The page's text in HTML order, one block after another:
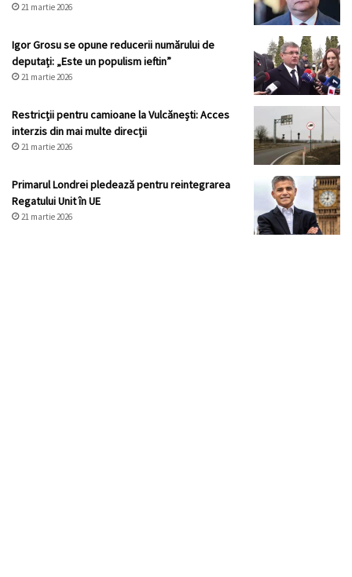
21 martie 2026
Igor Grosu se opune reducerii numărului de
deputați: „Este un populism ieftin”
21 martie 2026
Restricții pentru camioane la Vulcănești: Acces
interzis din mai multe direcții
21 martie 2026
Primarul Londrei pledează pentru reintegrarea
Regatului Unit în UE
21 martie 2026